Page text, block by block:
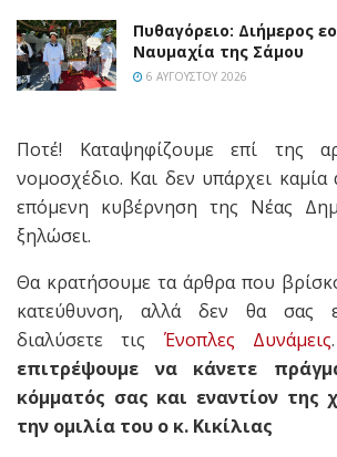
Πυθαγόρειο: Διήμερος
Ναυμαχία της Σάμου
6 ΑΥΓΟΎΣΤΟΥ 2026
Ποτέ! Καταψηφίζουμε επί της
νομοσχέδιο. Και δεν υπάρχει καμία
επόμενη κυβέρνηση της Νέας
ξηλώσει.
Θα κρατήσουμε τα άρθρα που
κατεύθυνση, αλλά δεν θα σας
διαλύσετε τις Ένοπλες Δυνάμεις
επιτρέψουμε να κάνετε
κόμματός σας και εναντίον της
την ομιλία του ο κ. Κικίλιας